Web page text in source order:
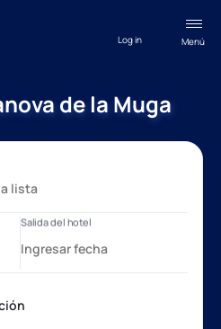
Menú
Log in
de la Muga